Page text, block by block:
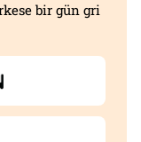
bir gün gri